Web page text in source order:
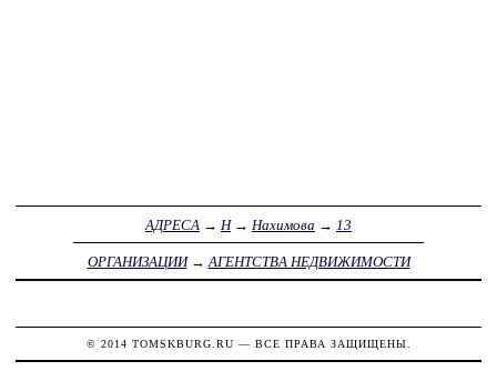
АДРЕСА → Н→ Нахимова → 13
ОРГАНИЗАЦИИ→ АГЕНТСТВА НЕДВИЖИМОСТИ
© 2014 TOMSKBURG.RU — ВСЕ ПРАВА ЗАЩИЩЕНЫ.